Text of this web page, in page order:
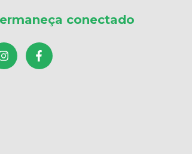
conectado